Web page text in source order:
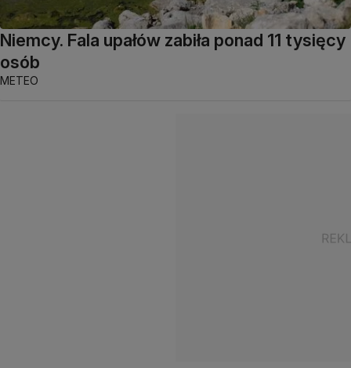
Niemcy. Fala upałów zabiła ponad 11 tysięcy
osób
METEO